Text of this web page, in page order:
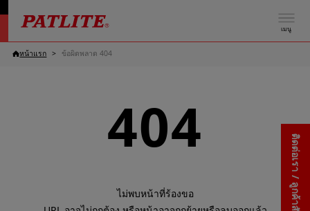
เมนู
ติดต่อเรา / ลูกค้าสัมพันธ์
หน้าแรก ข้อผิดพลาด 404
404
ไม่พบหน้าที่ร้องขอ